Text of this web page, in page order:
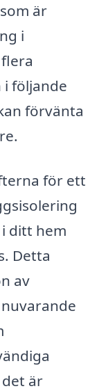
är
i
följande
förvänta
för ett
ditt hem
Detta
av
är